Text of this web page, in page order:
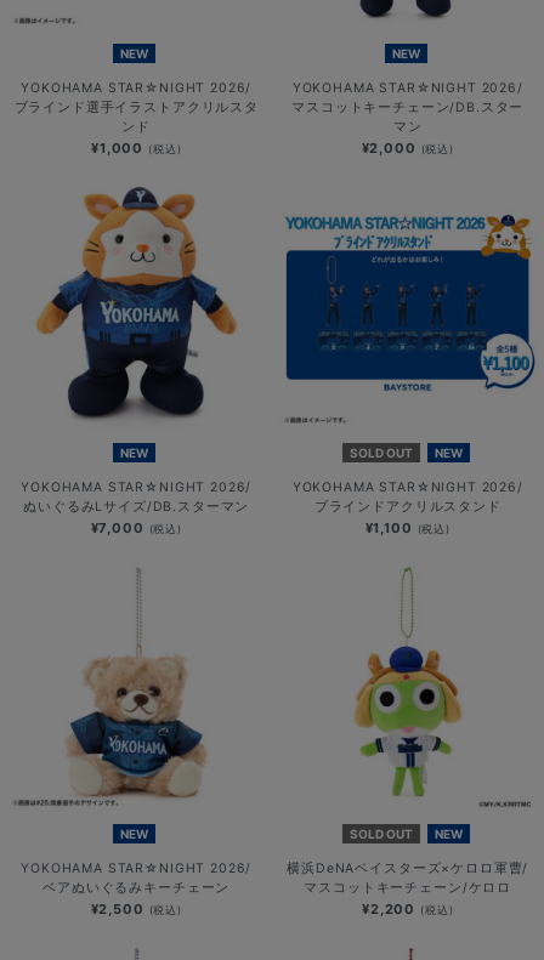
NEW
YOKOHAMA STAR☆NIGHT 2026/
ブラインド選手イラストアクリルスタ
ンド
¥1,000 (税込)
NEW
YOKOHAMA STAR☆NIGHT 2026/
マスコットキーチェーン/DB.スター
マン
¥2,000 (税込)
NEW
YOKOHAMA STAR☆NIGHT 2026/
ぬいぐるみLサイズ/DB.スターマン
¥7,000 (税込)
SOLD OUT NEW
YOKOHAMA STAR☆NIGHT 2026/
ブラインドアクリルスタンド
¥1,100 (税込)
NEW
YOKOHAMA STAR☆NIGHT 2026/
ベアぬいぐるみキーチェーン
¥2,500 (税込)
SOLD OUT NEW
横浜DeNAベイスターズ×ケロロ軍曹/
マスコットキーチェーン/ケロロ
¥2,200 (税込)